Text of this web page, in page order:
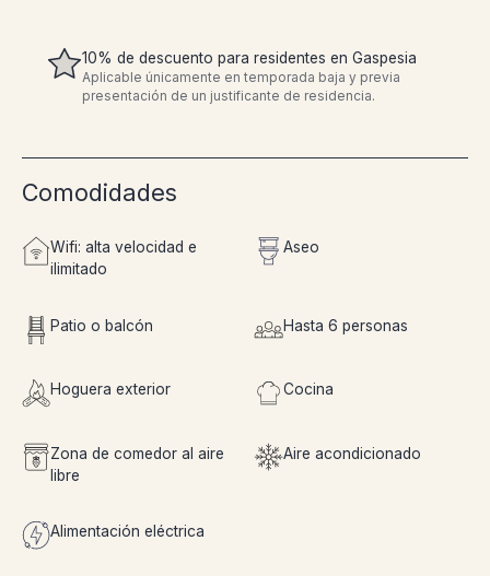
10% de descuento para residentes en Gaspesia
Aplicable únicamente en temporada baja y previa
presentación de un justificante de residencia.
Comodidades
Wifi: alta velocidad e
ilimitado
Aseo
Patio o balcón Hasta 6 personas
Hoguera exterior Cocina
Zona de comedor al aire
libre
Aire acondicionado
Alimentación eléctrica